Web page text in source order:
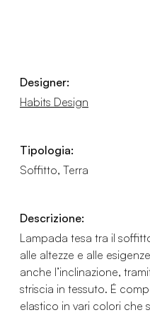
Designer:
Habits Design
Tipologia:
Soffitto, Terra
Descrizione:
Lampada tesa tra il
alle altezze e alle
anche l’inclinazione,
striscia in tessuto. É
elastico in vari colori che